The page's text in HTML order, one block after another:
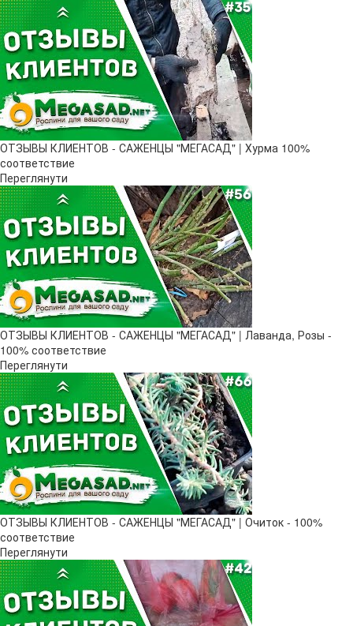
ОТЗЫВЫ КЛИЕНТОВ - САЖЕНЦЫ "МЕГАСАД" | Хурма 100%
соответствие
Переглянути
ОТЗЫВЫ КЛИЕНТОВ - САЖЕНЦЫ "МЕГАСАД" | Лаванда, Розы -
100% соответствие
Переглянути
ОТЗЫВЫ КЛИЕНТОВ - САЖЕНЦЫ "МЕГАСАД" | Очиток - 100%
соответствие
Переглянути